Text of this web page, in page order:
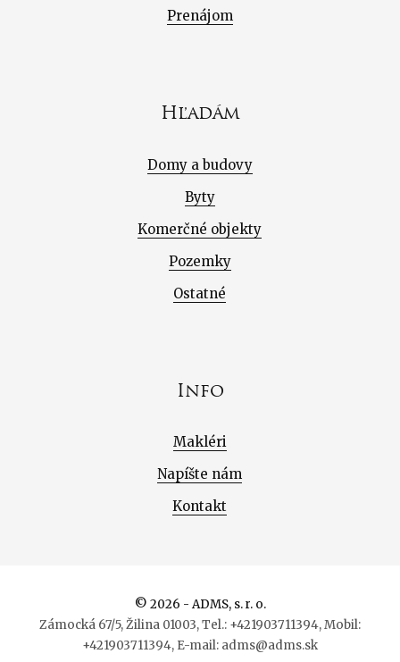
Prenájom
Hľadám
Domy a budovy
Byty
Komerčné objekty
Pozemky
Ostatné
Info
Makléri
Napíšte nám
Kontakt
© 2026 - ADMS, s. r. o.
Zámocká 67/5, Žilina 01003, Tel.: +421903711394, Mobil:
+421903711394, E-mail: adms@adms.sk